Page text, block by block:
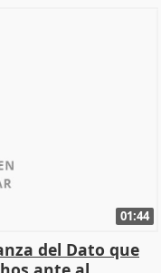
01:44
del Dato que